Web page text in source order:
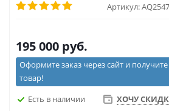
Артикул:
195 000 руб.
Оформите заказ через сайт и получите
товар!
Есть в наличии ХОЧУ